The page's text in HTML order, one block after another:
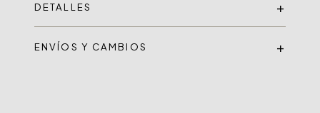
DETALLES
ENVÍOS Y CAMBIOS